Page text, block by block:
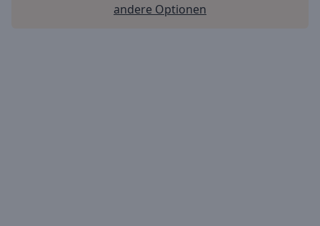
andere Optionen